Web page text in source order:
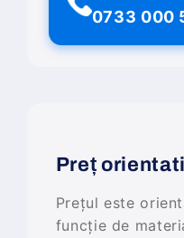
0733 000
Preț
Prețul este
funcție de